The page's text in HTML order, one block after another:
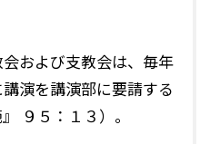
および支教会は、毎年
演を講演部に要請する
９５：１３）。